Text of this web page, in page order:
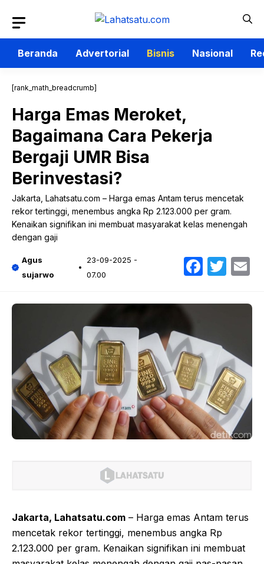
isi
Beranda
Advertorial Bisnis Nasional
[rank_math_breadcrumb]
Harga Emas Meroket,
Bagaimana Cara Pekerja
Bergaji UMR Bisa
Berinvestasi?
Jakarta, Lahatsatu.com – Harga emas Antam terus mencetak
rekor tertinggi, menembus angka Rp 2.123.000 per gram.
Kenaikan signifikan ini membuat masyarakat kelas menengah
dengan gaji
Agus
sujarwo
23-09-2025 -
07.00
Jakarta, Lahatsatu.com – Harga emas Antam terus
mencetak rekor tertinggi, menembus angka Rp
2.123.000 per gram. Kenaikan signifikan ini membuat